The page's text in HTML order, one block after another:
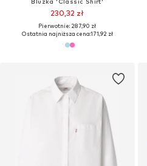
230,32 zł
Pierwotnie: 287,90 zł
Ostatnia najniższa cena:171,92 zł